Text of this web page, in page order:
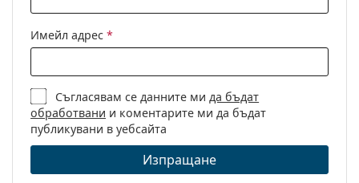
почистване:
Пол:
Мъжки
Категория:
Диоптрични очила
Марка:
Persol
Код:
0PO3292V 985 48
Имейл адрес *
Съгласявам се данните ми да бъдат
обработвани и коментарите ми да бъдат
публикувани в уебсайта
Изпращане